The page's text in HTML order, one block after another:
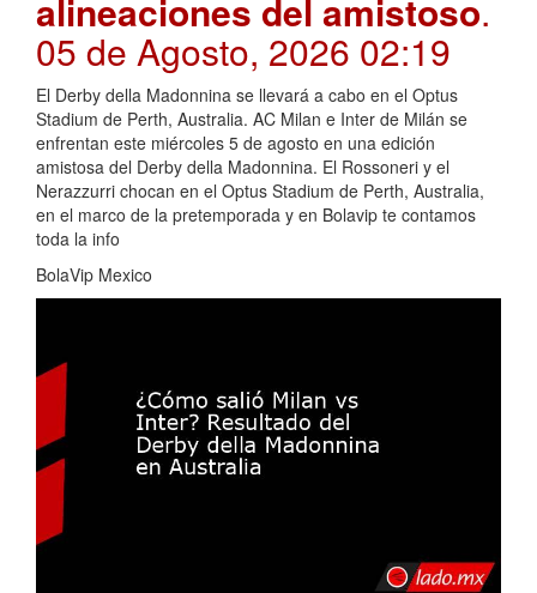
alineaciones del amistoso.
05 de Agosto, 2026 02:19
El Derby della Madonnina se llevará a cabo en el Optus
Stadium de Perth, Australia. AC Milan e Inter de Milán se
enfrentan este miércoles 5 de agosto en una edición
amistosa del Derby della Madonnina. El Rossoneri y el
Nerazzurri chocan en el Optus Stadium de Perth, Australia,
en el marco de la pretemporada y en Bolavip te contamos
toda la info
BolaVip Mexico